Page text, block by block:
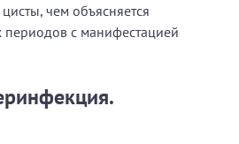
чем объясняется
периодов с манифестацией